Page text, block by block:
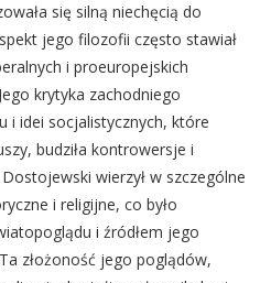
się silną niechęcią do
jego filozofii często stawiał
i proeuropejskich
krytyka zachodniego
i idei socjalistycznych, które
budziła kontrowersje i
wierzył w szczególne
i religijne, co było
i źródłem jego
złożoność jego poglądów,